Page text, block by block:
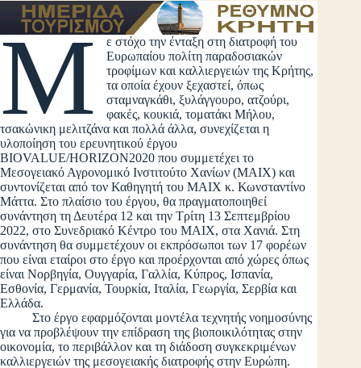
Μ
ε στόχο την ένταξη στη διατροφή του
Ευρωπαίου πολίτη παραδοσιακών
τροφίμων και καλλιεργειών της Κρήτης,
τα οποία έχουν ξεχαστεί, όπως
σταμναγκάθι, ξυλάγγουρο, ατζούρι,
φακές, κουκιά, τοματάκι Μήλου,
τσακώνικη μελιτζάνα και πολλά άλλα, συνεχίζεται η
υλοποίηση του ερευνητικού έργου
BIOVALUE/HORIZON2020 που συμμετέχει το
Μεσογειακό Αγρονομικό Ινστιτούτο Χανίων (MAIX) και
συντονίζεται από τον Καθηγητή του ΜΑΙΧ κ. Κωνσταντίνο
Μάττα. Στο πλαίσιο του έργου, θα πραγματοποιηθεί
συνάντηση τη Δευτέρα 12 και την Τρίτη 13 Σεπτεμβρίου
2022, στο Συνεδριακό Κέντρο του ΜΑΙΧ, στα Χανιά. Στη
συνάντηση θα συμμετέχουν οι εκπρόσωποι των 17 φορέων
που είναι εταίροι στο έργο και προέρχονται από χώρες όπως
είναι Νορβηγία, Ουγγαρία, Γαλλία, Κύπρος, Ισπανία,
Εσθονία, Γερμανία, Τουρκία, Ιταλία, Γεωργία, Σερβία και
Ελλάδα.
Στο έργο εφαρμόζονται μοντέλα τεχνητής νοημοσύνης
για να προβλέψουν την επίδραση της βιοποικιλότητας στην
οικονομία, το περιβάλλον και τη διάδοση συγκεκριμένων
καλλιεργειών της μεσογειακής διατροφής στην Ευρώπη.